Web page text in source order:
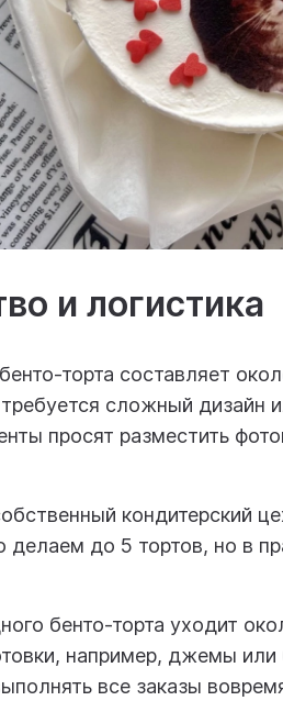
и логистика
торта составляет
сложный дизайн
просят разместить
кондитерский
делаем до 5 тортов, но в
бенто-торта уходит
например, джемы
все заказы